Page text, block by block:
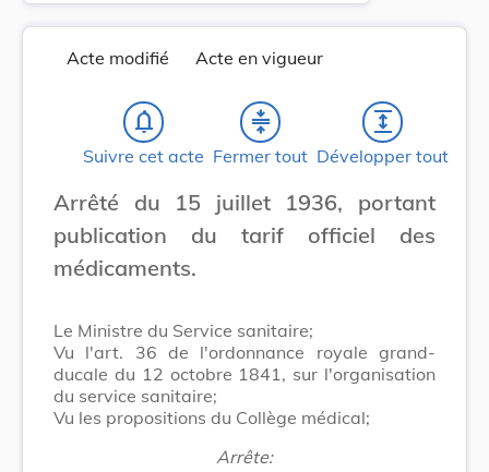
Acte modifié Acte en vigueur
notifications_none
Suivre cet acte
compress
Fermer tout
expand
Développer tout
Arrêté du 15 juillet 1936, portant
publication du tarif officiel des
médicaments.
Le Ministre du Service sanitaire;
Vu l'art. 36 de l'ordonnance royale grand-
ducale du 12 octobre 1841, sur l'organisation
du service sanitaire;
Vu les propositions du Collège médical;
Arrête: